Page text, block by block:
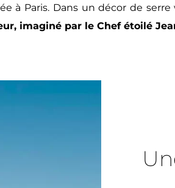
à Paris. Dans un décor de
imaginé par le Chef étoilé